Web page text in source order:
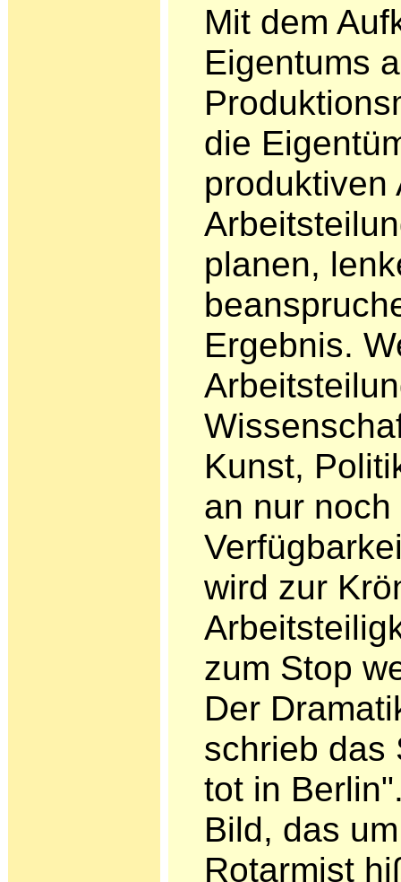
Mit dem
Eigentums
die
produktiven
planen,
Ergebnis.
Kunst,
an nur
wird zur
zum Stop
Der
schrieb das
tot in
Bild, das
Rotarmist